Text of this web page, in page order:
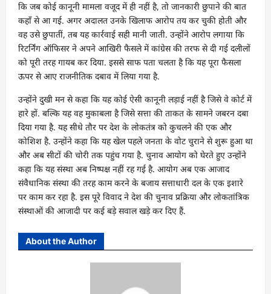
कि जब कोई कानूनी मामला वजूद में ही नहीं है, तो जानकारी छुपाने की बात
कहाँ से आ गई. अगर अदालत उनके खिलाफ आरोप तय कर चुकी होती और
वह उसे छुपातीं, तब यह कार्रवाई सही मानी जाती. उन्होंने आरोप लगाया कि
रिटर्निंग ऑफिसर ने अपने आखिरी फैसले में कांग्रेस की तरफ से दी गई दलीलों
को पूरी तरह गायब कर दिया. इससे साफ पता चलता है कि यह पूरा फैसला
ऊपर से आए राजनीतिक दबाव में लिया गया है.
उन्होंने दुखी मन से कहा कि यह कोई ऐसी कानूनी लड़ाई नहीं है जिसे वे कोर्ट में
हारे हों. बल्कि यह वह मुकाबला है जिसे सत्ता की ताकत के सामने जबरन दबा
दिया गया है. यह सीधे तौर पर देश के लोकतंत्र को कुचलने की एक और
कोशिश है. उन्होंने कहा कि यह खेल पहले जनता के वोट चुराने से शुरू हुआ था
और अब सीटों की चोरी तक पहुंच गया है. चुनाव आयोग को घेरते हुए उन्होंने
कहा कि यह संस्था अब निष्पक्ष नहीं रह गई है. आयोग अब एक आजाद
संवैधानिक संस्था की तरह काम करने के बजाय सत्ताधारी दल के एक इशारे
पर काम कर रहा है. इस पूरे विवाद ने देश की चुनाव प्रक्रिया और लोकतांत्रिक
संस्थाओं की आजादी पर कई बड़े सवाल खड़े कर दिए हैं.
About the Author